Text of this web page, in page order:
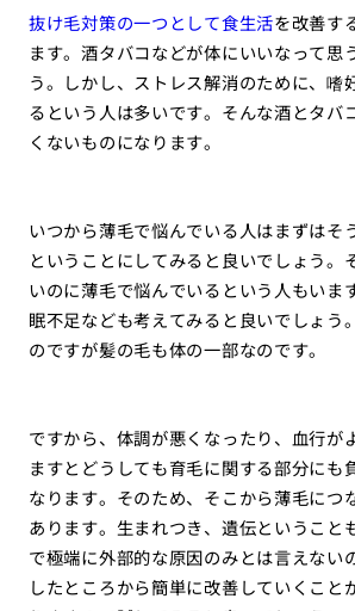
抜け毛対策の一つとして食生活を改善す
ます。酒タバコなどが体にいいなって思
う。しかし、ストレス解消のために、嗜
るという人は多いです。そんな酒とタバ
くないものになります。
いつから薄毛で悩んでいる人はまずはそ
ということにしてみると良いでしょう。
いのに薄毛で悩んでいるという人もいま
眠不足なども考えてみると良いでしょう
のですが髪の毛も体の一部なのです。
ですから、体調が悪くなったり、血行が
ますとどうしても育毛に関する部分にも
なります。そのため、そこから薄毛につ
あります。生まれつき、遺伝ということ
で極端に外部的な原因のみとは言えない
したところから簡単に改善していくこと